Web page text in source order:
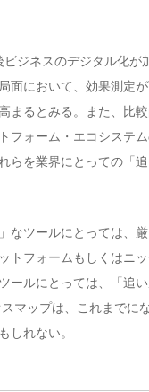
ジネスのデジタル化が
面において、効果測定
まるとみる。また、比
フォーム・エコシステ
らを業界にとっての「
なツールにとっては、
トフォームもしくはニ
ールにとっては、「追
マップは、これまでに
しれない。